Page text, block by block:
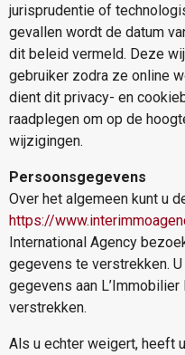
jurisprudentie of
gevallen wordt de datum
dit beleid vermeld. Deze
gebruiker zodra ze online
dient dit privacy- en
raadplegen om op de
wijzigingen.
Persoonsgegevens
Over het algemeen kunt u
https://
International Agency
gegevens te verstrekken.
gegevens aan
verstrekken.
Als u echter weigert, heeft